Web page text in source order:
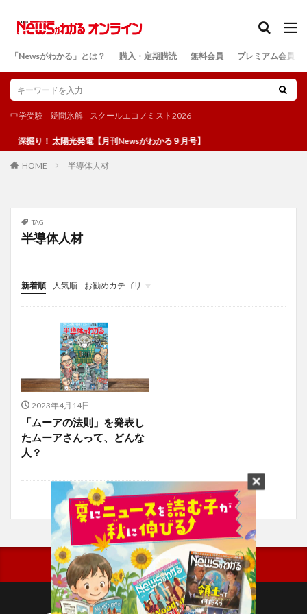
「Newsがわかる」とは？ 購入・定期購読 無料会員 プレミアム会員
中学受験 疑問氷解 スクールエコノミスト2026
深掘り！ 太陽光発電【月刊Newsがわかる９月号】
HOME 半導体人材
TAG
半導体人材
新着順 人気順
お勧めカテゴリ
投稿
学び
マンガ
電子書籍
2023年4月14日
「ムーアの法則」を発表し
たムーアさんって、どんな
人？
検索